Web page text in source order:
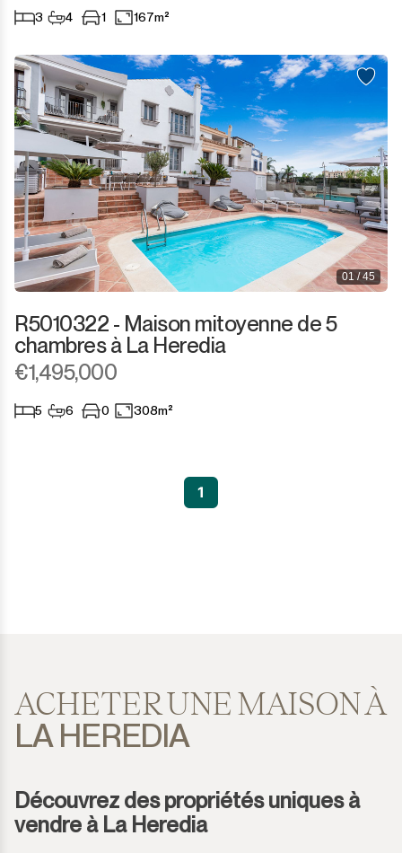
3 4 1 167m²
01 / 45
R5010322 - Maison mitoyenne de 5
chambres à La Heredia
€1,495,000
5 6 0 308m²
1
ACHETER UNE MAISON À
LA HEREDIA
Découvrez des propriétés uniques à
vendre à La Heredia